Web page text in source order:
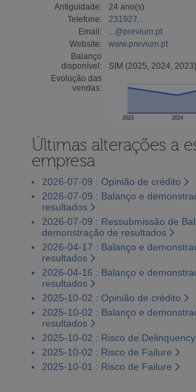
Antiguidade:
24 ano(s)
Telefone:
231927...
Email:
...@previum.pt
Website:
www.previum.pt
Balanço
disponível:
SIM (2025, 2024, 2023)
Evolução das
vendas:
2023 2024
Últimas alterações a
empresa
2026-07-09 : Opinião de crédito
2026-07-09 : Balanço e
resultados
2026-07-09 : Ressubmissão de
demonstração de resultados
2026-04-17 : Balanço e
resultados
2026-04-16 : Balanço e
resultados
2025-10-02 : Opinião de crédito
2025-10-02 : Balanço e
resultados
2025-10-02 : Risco de Delinquency
2025-10-02 : Risco de Failure
2025-10-01 : Risco de Failure